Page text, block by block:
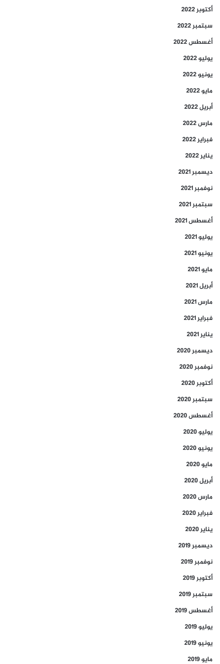
أكتوبر 2022
سبتمبر 2022
أغسطس 2022
يوليو 2022
يونيو 2022
مايو 2022
أبريل 2022
مارس 2022
فبراير 2022
يناير 2022
ديسمبر 2021
نوفمبر 2021
سبتمبر 2021
أغسطس 2021
يوليو 2021
يونيو 2021
مايو 2021
أبريل 2021
مارس 2021
فبراير 2021
يناير 2021
ديسمبر 2020
نوفمبر 2020
أكتوبر 2020
سبتمبر 2020
أغسطس 2020
يوليو 2020
يونيو 2020
مايو 2020
أبريل 2020
مارس 2020
فبراير 2020
يناير 2020
ديسمبر 2019
نوفمبر 2019
أكتوبر 2019
سبتمبر 2019
أغسطس 2019
يوليو 2019
يونيو 2019
مايو 2019